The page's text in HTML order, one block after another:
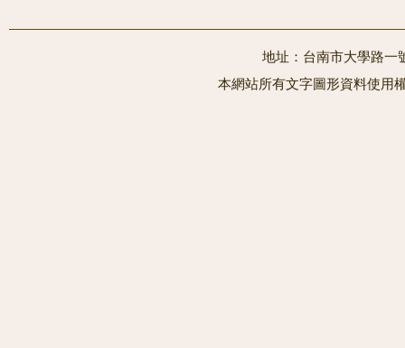
地址：台南市大學路
本網站所有文字圖形資料使用